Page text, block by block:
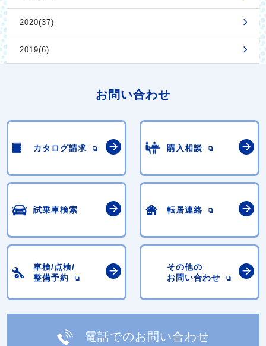
2020(37)
2019(6)
お問い合わせ
カタログ請求 購入相談
試乗車検索 転居連絡
車検/点検/
整備予約
その他の
お問い合わせ
電話でのお問い合わせ